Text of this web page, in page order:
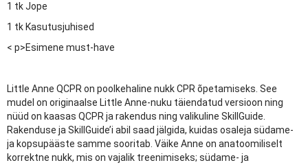
1 tk Jope
1 tk Kasutusjuhised
< p>Esimene must-have
Little Anne QCPR on poolkehaline nukk CPR õpetamiseks. See
mudel on originaalse Little Anne-nuku täiendatud versioon ning
nüüd on kaasas QCPR ja rakendus ning valikuline SkillGuide.
Rakenduse ja SkillGuide’i abil saad jälgida, kuidas osaleja südame-
ja kopsupääste samme sooritab. Väike Anne on anatoomiliselt
korrektne nukk, mis on vajalik treenimiseks; südame- ja